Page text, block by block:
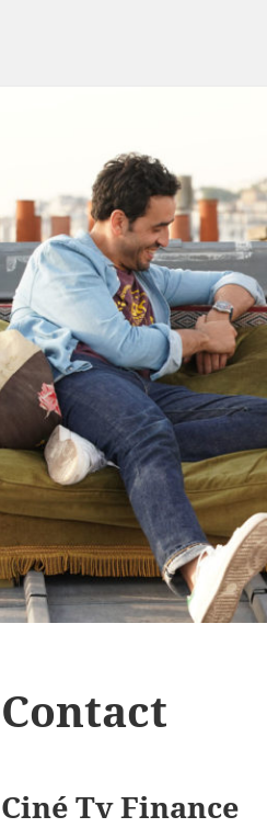
Contact
Ciné Tv Finance